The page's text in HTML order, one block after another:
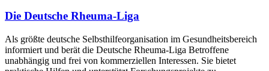
Die Deutsche Rheuma-Liga
Als größte deutsche Selbsthilfe­organisation im Gesundheitsbereich
informiert und berät die Deutsche Rheuma-Liga Betroffene
unabhängig und frei von kommerziellen Interessen. Sie bietet